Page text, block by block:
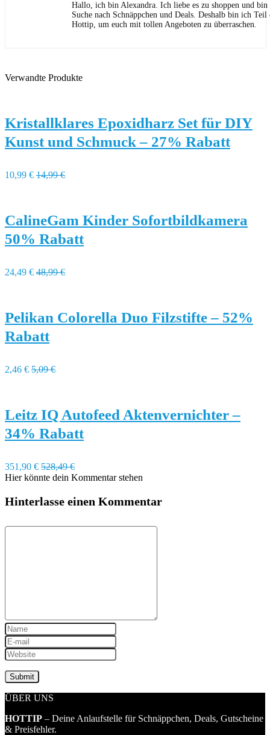
Hallo, ich bin Alexandra. Ich liebe es zu shoppen und
Suche nach Schnäppchen und Deals. Deshalb bin ich Teil
Hottip, um euch mit tollen Angeboten zu überraschen.
Verwandte Produkte
Kristallklares Epoxidharz Set für DIY
Kunst und Schmuck – 27% Rabatt
10,99 € 14,99 €
CalineGam Kinder Sofortbildkamera
50% Rabatt
24,49 € 48,99 €
Pelikan Colorella Duo Filzstifte – 52%
Rabatt
2,46 € 5,09 €
Leitz IQ Autofeed Aktenvernichter –
34% Rabatt
351,90 € 528,49 €
Hier könnte dein Kommentar stehen
Hinterlasse einen Kommentar
ÜBER UNS
HOTTIP – Deine Anlaufstelle für Schnäppchen, Deals, Gutscheine
& Preisfehler.